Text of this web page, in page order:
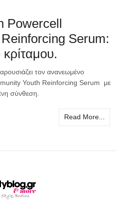
Powercell
Serum:
τον ανανεωμένο
Youth Reinforcing Serum με
σύνθεση.
Read More...